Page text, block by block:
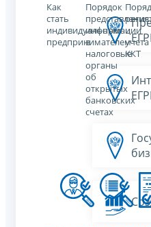
Как
стать
индивидуальным
предпринимателем
Порядок
представления
информации
в
налоговые
органы
об
открытых
банковских
счетах
и
учета
ККТ